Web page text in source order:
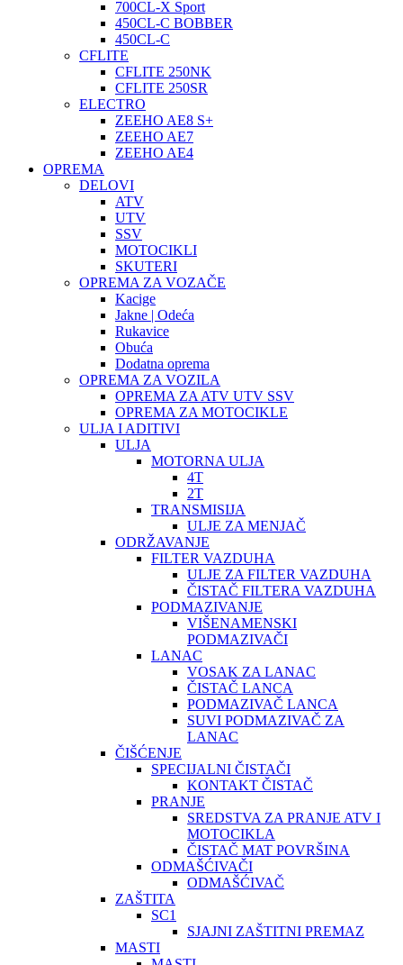
700CL-X Sport
450CL-C BOBBER
450CL-C
CFLITE
CFLITE 250NK
CFLITE 250SR
ELECTRO
ZEEHO AE8 S+
ZEEHO AE7
ZEEHO AE4
OPREMA
DELOVI
ATV
UTV
SSV
MOTOCIKLI
SKUTERI
OPREMA ZA VOZAČE
Kacige
Jakne | Odeća
Rukavice
Obuća
Dodatna oprema
OPREMA ZA VOZILA
OPREMA ZA ATV UTV SSV
OPREMA ZA MOTOCIKLE
ULJA I ADITIVI
ULJA
MOTORNA ULJA
4T
2T
TRANSMISIJA
ULJE ZA MENJAČ
ODRŽAVANJE
FILTER VAZDUHA
ULJE ZA FILTER VAZDUHA
ČISTAČ FILTERA VAZDUHA
PODMAZIVANJE
VIŠENAMENSKI
PODMAZIVAČI
LANAC
VOSAK ZA LANAC
ČISTAČ LANCA
PODMAZIVAČ LANCA
SUVI PODMAZIVAČ ZA
LANAC
ČIŠĆENJE
SPECIJALNI ČISTAČI
KONTAKT ČISTAČ
PRANJE
SREDSTVA ZA PRANJE ATV I
MOTOCIKLA
ČISTAČ MAT POVRŠINA
ODMAŠĆIVAČI
ODMAŠĆIVAČ
ZAŠTITA
SC1
SJAJNI ZAŠTITNI PREMAZ
MASTI